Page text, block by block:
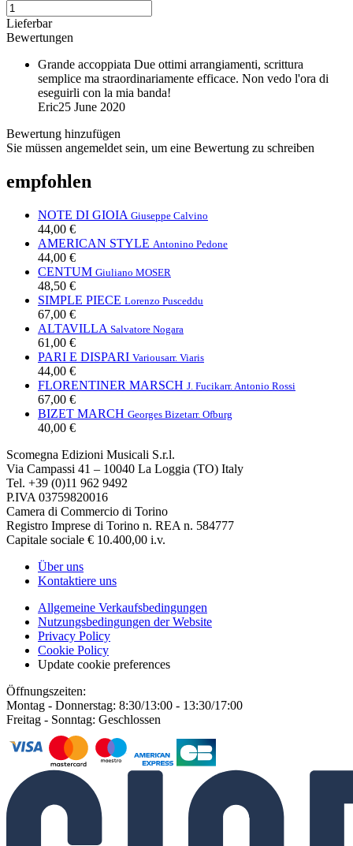
Lieferbar
Bewertungen
Grande accoppiata Due ottimi arrangiamenti, scrittura
semplice ma straordinariamente efficace. Non vedo l'ora di
eseguirli con la mia banda!
Eric25 June 2020
Bewertung hinzufügen
Sie müssen angemeldet sein, um eine Bewertung zu schreiben
empfohlen
NOTE DI GIOIA Giuseppe Calvino
44,00 €
AMERICAN STYLE Antonino Pedone
44,00 €
CENTUM Giuliano MOSER
48,50 €
SIMPLE PIECE Lorenzo Pusceddu
67,00 €
ALTAVILLA Salvatore Nogara
61,00 €
PARI E DISPARI Variousarr. Viaris
44,00 €
FLORENTINER MARSCH J. Fucikarr. Antonio Rossi
67,00 €
BIZET MARCH Georges Bizetarr. Ofburg
40,00 €
Scomegna Edizioni Musicali S.r.l.
Via Campassi 41 – 10040 La Loggia (TO) Italy
Tel. +39 (0)11 962 9492
P.IVA 03759820016
Camera di Commercio di Torino
Registro Imprese di Torino n. REA n. 584777
Capitale sociale € 10.400,00 i.v.
Über uns
Kontaktiere uns
Allgemeine Verkaufsbedingungen
Nutzungsbedingungen der Website
Privacy Policy
Cookie Policy
Update cookie preferences
Öffnungszeiten:
Montag - Donnerstag: 8:30/13:00 - 13:30/17:00
Freitag - Sonntag: Geschlossen